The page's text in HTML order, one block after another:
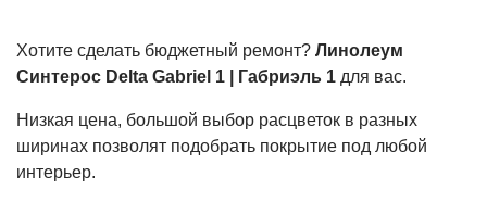
Хотите сделать бюджетный ремонт? Линолеум
Синтерос Delta Gabriel 1 | Габриэль 1 для вас.
Низкая цена, большой выбор расцветок в разных
ширинах позволят подобрать покрытие под любой
интерьер.